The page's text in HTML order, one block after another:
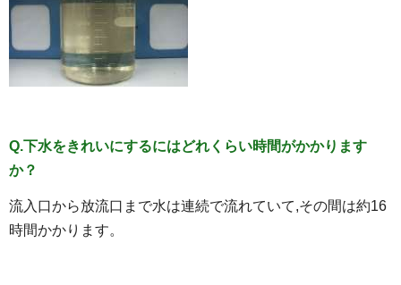
Q.下水をきれいにするにはどれくらい時間がかかります
か？
流入口から放流口まで水は連続で流れていて,その間は約16
時間かかります。